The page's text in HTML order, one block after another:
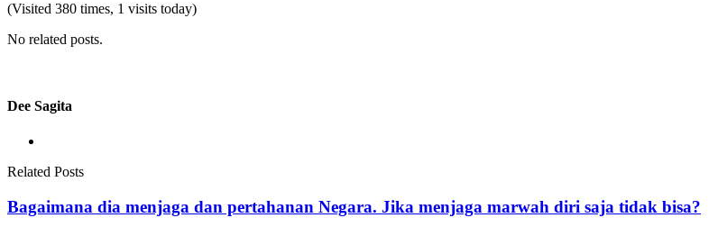
(Visited 380 times, 1 visits today)
No related posts.
Dee Sagita
Related Posts
Bagaimana dia menjaga dan pertahanan Negara. Jika menjaga marwah diri saja tidak bisa?